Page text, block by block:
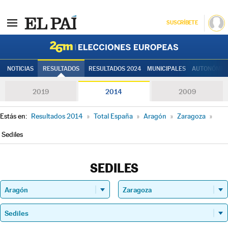
SUSCRÍBETE
NOTICIAS RESULTADOS RESULTADOS 2024 MUNICIPALES
2019 2014 2009
Estás en: Resultados 2014 » Total España » Aragón » Zaragoza »
Sediles
SEDILES